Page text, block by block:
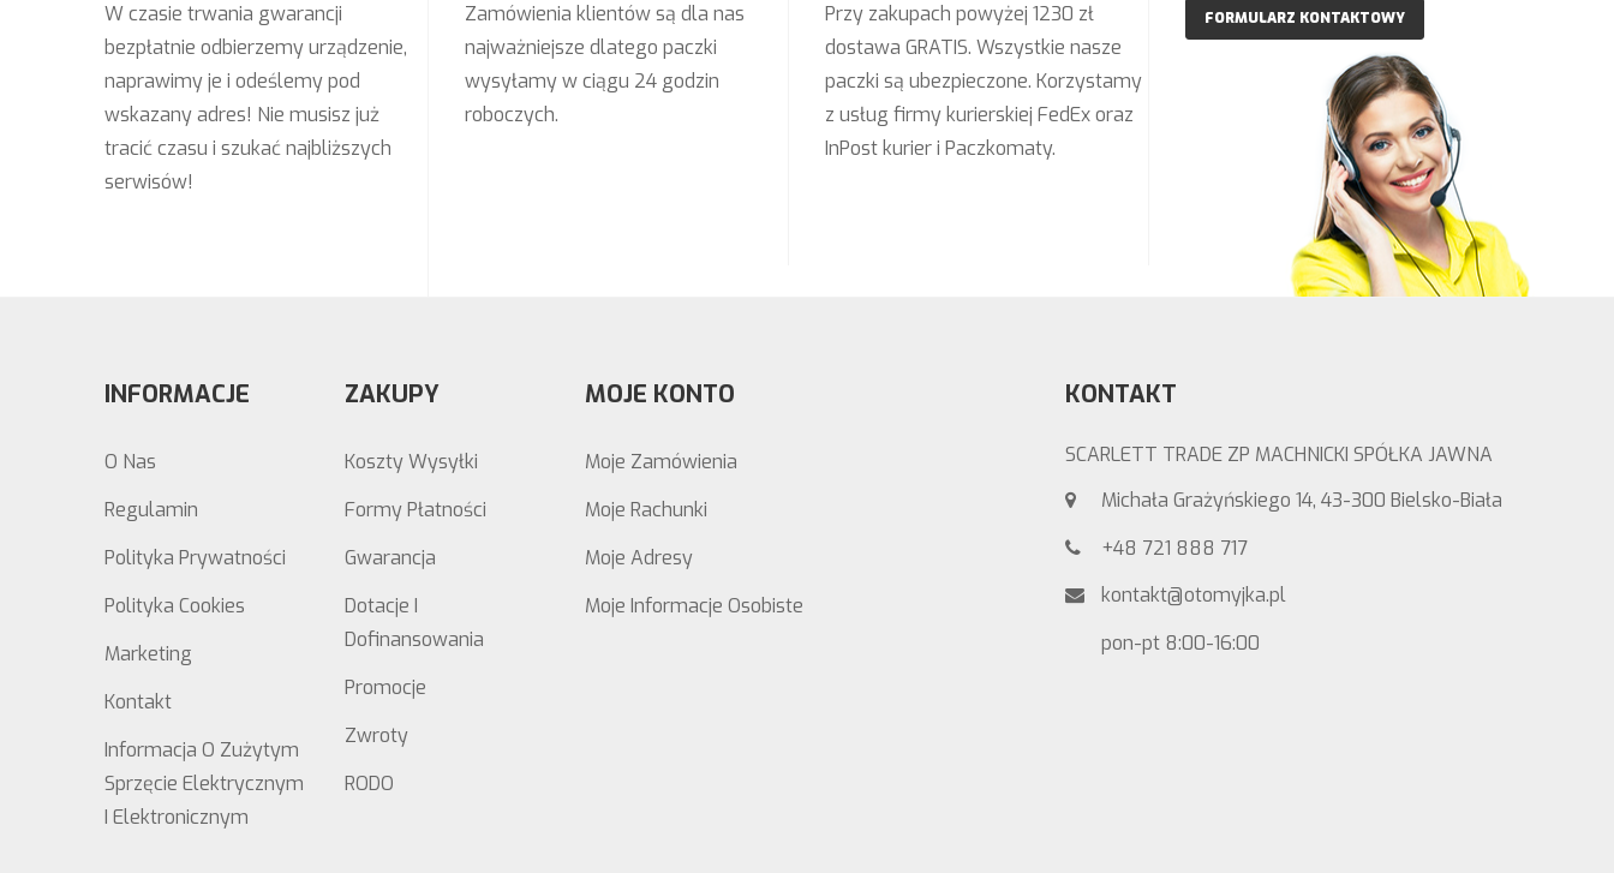
W czasie trwania gwarancji
bezpłatnie odbierzemy urządzenie,
naprawimy je i odeślemy pod
wskazany adres! Nie musisz już
tracić czasu i szukać najbliższych
serwisów!
Zamówienia klientów są dla nas
najważniejsze dlatego paczki
wysyłamy w ciągu 24 godzin
roboczych.
Przy zakupach powyżej 1230 zł
dostawa GRATIS. Wszystkie nasze
paczki są ubezpieczone. Korzystamy
z usług firmy kurierskiej FedEx oraz
InPost kurier i Paczkomaty.
FORMULARZ KONTAKTOWY
INFORMACJE
O Nas
Regulamin
Polityka Prywatności
Polityka Cookies
Marketing
Kontakt
Informacja O Zużytym
Sprzęcie Elektrycznym
I Elektronicznym
ZAKUPY
Koszty Wysyłki
Formy Płatności
Gwarancja
Dotacje I
Dofinansowania
Promocje
Zwroty
RODO
MOJE KONTO
Moje Zamówienia
Moje Rachunki
Moje Adresy
Moje Informacje Osobiste
KONTAKT
SCARLETT TRADE ZP MACHNICKI SPÓŁKA JAWNA
Michała Grażyńskiego 14, 43-300 Bielsko-Biała
+48 721 888 717
kontakt@otomyjka.pl
pon-pt 8:00-16:00